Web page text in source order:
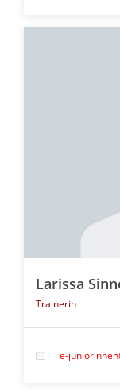
Larissa
Trainerin
e-